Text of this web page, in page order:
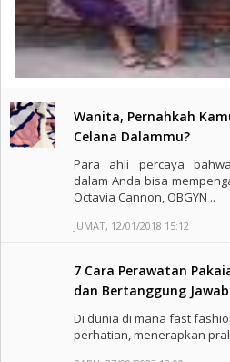
Wanita, Pernahkah
Celana Dalammu?
Para ahli percaya
dalam Anda bisa
Octavia Cannon, OBGYN ..
JUMAT, 12/01/2018 15:12
7 Cara Perawatan
dan Bertanggung Jawab
Di dunia di mana fast
perhatian, menerapkan